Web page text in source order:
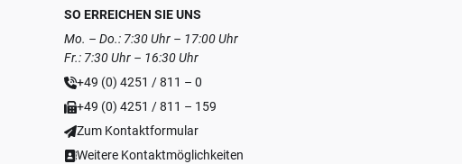
SO ERREICHEN SIE UNS
Mo. – Do.: 7:30 Uhr – 17:00 Uhr
Fr.: 7:30 Uhr – 16:30 Uhr
+49 (0) 4251 / 811 – 0
+49 (0) 4251 / 811 – 159
Zum Kontaktformular
Weitere Kontaktmöglichkeiten